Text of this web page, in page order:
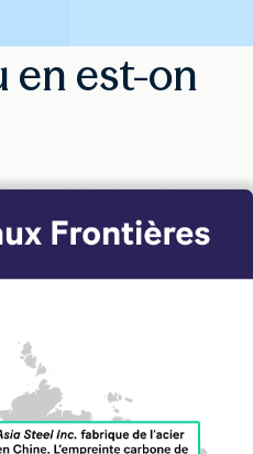
en est-on